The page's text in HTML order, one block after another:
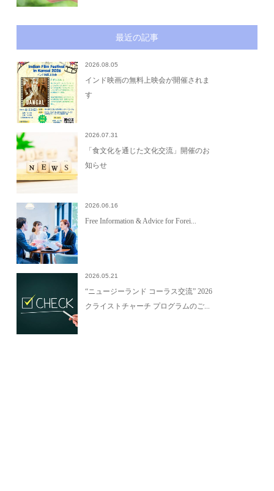
最近の記事
2026.08.05
インド映画の無料上映会が開催されま
す
2026.07.31
「食文化を通じた文化交流」開催のお
知らせ
2026.06.16
Free Information & Advice for Forei...
2026.05.21
“ニュージーランド コーラス交流” 2026
クライストチャーチ プログラムのご...